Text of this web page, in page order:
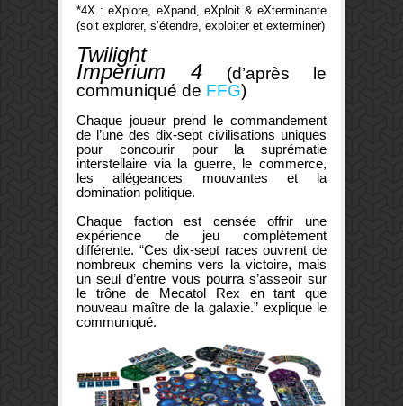
*4X : eXplore, eXpand, eXploit & eXterminante
(soit explorer, s’étendre, exploiter et exterminer)
Twilight
Imperium 4
(d’après le
communiqué de FFG)
Chaque joueur prend le commandement
de l’une des dix-sept civilisations uniques
pour concourir pour la suprématie
interstellaire via la guerre, le commerce,
les allégeances mouvantes et la
domination politique.
Chaque faction est censée offrir une
expérience de jeu complètement
différente. “Ces dix-sept races ouvrent de
nombreux chemins vers la victoire, mais
un seul d’entre vous pourra s’asseoir sur
le trône de Mecatol Rex en tant que
nouveau maître de la galaxie.” explique le
communiqué.